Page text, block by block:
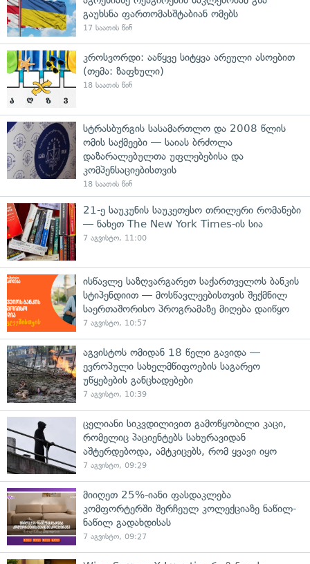
გაუხსნა ფართომასშტაბიან ომებს
17 საათის წინ
კროსვორდი: ააწყვე სიტყვა არეული ასოებით
(თემა: ზაფხული)
18 საათის წინ
სტრასბურგის სასამართლო და 2008 წლის
ომის საქმეები — საიას ბრძოლა
დაზარალებულთა უფლებებისა და
კომპენსაციებისთვის
18 საათის წინ
21-ე საუკუნის საუკეთესო თრილერი რომანები
— ნახეთ The New York Times-ის სია
7 აგვისტო, 11:00
ისწავლე საზღვარგარეთ საქართველოს ბანკის
სტიპენდიით — მოსწავლეებისთვის შექმნილ
საერთაშორისო პროგრამაზე მიღება დაიწყო
7 აგვისტო, 10:57
აგვისტოს ომიდან 18 წელი გავიდა —
ევროპული სახელმწიფოების საგარეო
უწყებების განცხადებები
7 აგვისტო, 10:39
ცელიანი სიკვდილივით გამოწყობილი კაცი,
რომელიც პაციენტებს სახურავიდან
აშტერდებოდა, ამტკიცებს, რომ ყვავი იყო
7 აგვისტო, 09:29
მიიღეთ 25%-იანი ფასდაკლება
კომფორტერში შერჩეულ კოლექციაზე ნაწილ-
ნაწილ გადახდისას
7 აგვისტო, 09:27